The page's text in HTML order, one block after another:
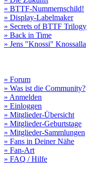
» BTTF-Nummernschild!
» Display-Labelmaker
» Secrets of BTTF Trilogy
» Back in Time
» Jens "Knossi" Knossalla
» Forum
» Was ist die Community?
» Anmelden
» Einloggen
» Mitglieder-Übersicht
» Mitglieder-Geburtstage
» Mitglieder-Sammlungen
» Fans in Deiner Nähe
» Fan-Art
» FAQ / Hilfe